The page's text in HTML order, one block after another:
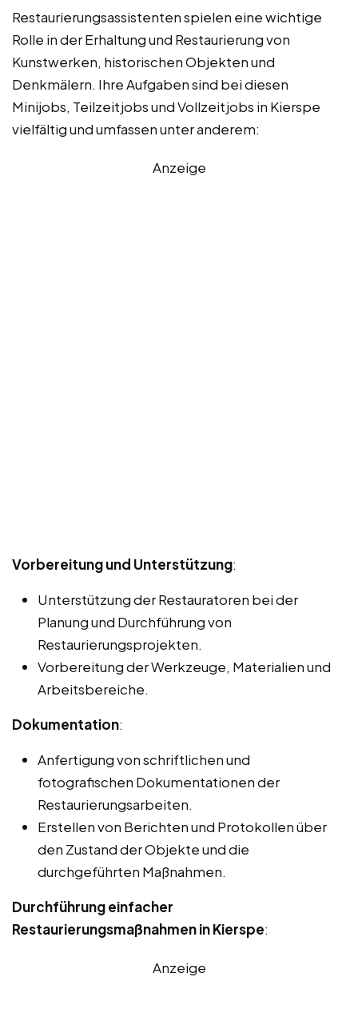
Restaurierungsassistenten spielen eine wichtige
Rolle in der Erhaltung und Restaurierung von
Kunstwerken, historischen Objekten und
Denkmälern. Ihre Aufgaben sind bei diesen
Minijobs, Teilzeitjobs und Vollzeitjobs in Kierspe
vielfältig und umfassen unter anderem:
Anzeige
Vorbereitung und Unterstützung:
Unterstützung der Restauratoren bei der
Planung und Durchführung von
Restaurierungsprojekten.
Vorbereitung der Werkzeuge, Materialien und
Arbeitsbereiche.
Dokumentation:
Anfertigung von schriftlichen und
fotografischen Dokumentationen der
Restaurierungsarbeiten.
Erstellen von Berichten und Protokollen über
den Zustand der Objekte und die
durchgeführten Maßnahmen.
Durchführung einfacher
Restaurierungsmaßnahmen in Kierspe:
Anzeige